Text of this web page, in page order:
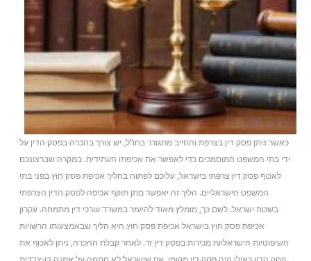
כאשר ניתן פסק דין בצרפת והחייב מתגורר בחו”ל, יש צורך בהכרה בפסק הדין על
ידי בתי המשפט המוסמכים כדי לאפשר את אכיפתו העתידית. במקרה שברצונכם
לאכוף פסק דין צרפתי בישראל, עליכם לפתוח בהליך אכיפת פסק חוץ בפני בתי
המשפט הישראליים. הליך זה יאפשר מתן תוקף אכיפה לפסק הדין הצרפתי
בשטח ישראל. לשם כך, מומלץ מאוד להיעזר במשרד עורכי דין מתמחה. עקרון
אכיפת פסק חוץ בישראל אכיפת פסק חוץ היא הליך שבאמצעותו הרשויות
השיפוטיות הישראליות מכירות בפסק דין זר. לאחר קבלת ההכרה, ניתן לאכוף את